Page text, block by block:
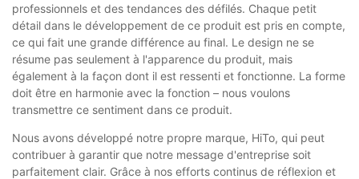
professionnels et des tendances des défilés. Chaque petit
détail dans le développement de ce produit est pris en compte,
ce qui fait une grande différence au final. Le design ne se
résume pas seulement à l'apparence du produit, mais
également à la façon dont il est ressenti et fonctionne. La forme
doit être en harmonie avec la fonction – nous voulons
transmettre ce sentiment dans ce produit.
Nous avons développé notre propre marque, HiTo, qui peut
contribuer à garantir que notre message d'entreprise soit
parfaitement clair. Grâce à nos efforts continus de réflexion et